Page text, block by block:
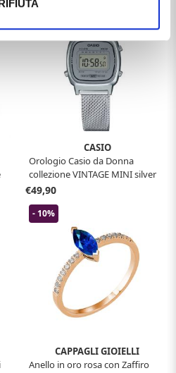
CASIO
Orologio Casio da Donna
collezione VINTAGE MINI silver
LA670WEM-7
€49,90
- 10%
CAPPAGLI GIOIELLI
Anello in oro rosa con Zaffiro